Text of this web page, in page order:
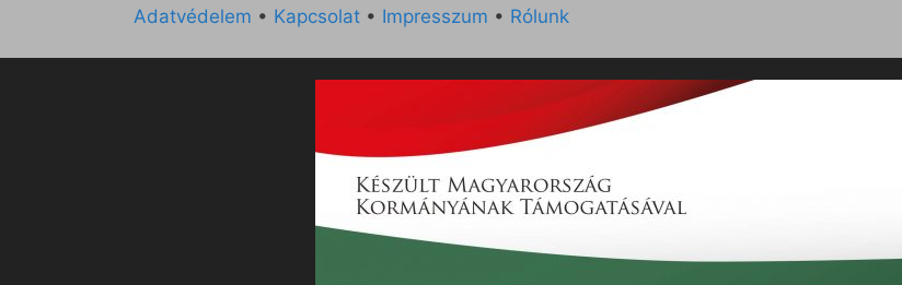
Adatvédelem • Kapcsolat • Impresszum • Rólunk